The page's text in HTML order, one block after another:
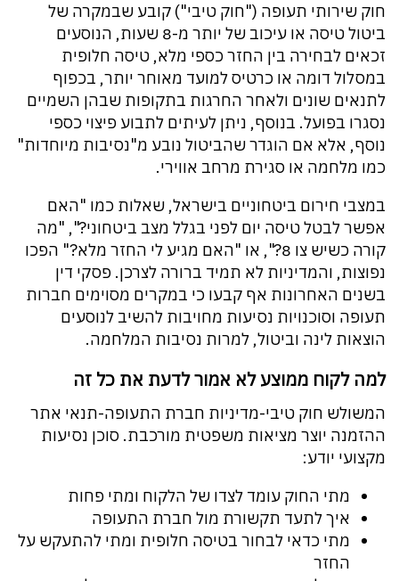
חוק שירותי תעופה ("חוק טיבי") קובע שבמקרה של
ביטול טיסה או עיכוב של יותר מ-8 שעות, הנוסעים
זכאים לבחירה בין החזר כספי מלא, טיסה חלופית
במסלול דומה או כרטיס למועד מאוחר יותר, בכפוף
לתנאים שונים ולאחר החרגות בתקופות שבהן השמיים
נסגרו בפועל. בנוסף, ניתן לעיתים לתבוע פיצוי כספי
נוסף, אלא אם הוגדר שהביטול נובע מ"נסיבות מיוחדות"
כמו מלחמה או סגירת מרחב אווירי.
במצבי חירום ביטחוניים בישראל, שאלות כמו "האם
אפשר לבטל טיסה יום לפני בגלל מצב ביטחוני?", "מה
קורה כשיש צו 8?", או "האם מגיע לי החזר מלא?" הפכו
נפוצות, והמדיניות לא תמיד ברורה לצרכן. פסקי דין
בשנים האחרונות אף קבעו כי במקרים מסוימים חברות
תעופה וסוכנויות נסיעות מחויבות להשיב לנוסעים
הוצאות לינה וביטול, למרות נסיבות המלחמה.
למה לקוח ממוצע לא אמור לדעת את כל זה
המשולש חוק טיבי-מדיניות חברת התעופה-תנאי אתר
ההזמנה יוצר מציאות משפטית מורכבת. סוכן נסיעות
מקצועי יודע:
מתי החוק עומד לצדו של הלקוח ומתי פחות
איך לתעד תקשורת מול חברת התעופה
מתי כדאי לבחור בטיסה חלופית ומתי להתעקש על
החזר